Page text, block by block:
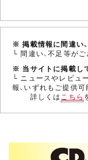
※ 掲載情報に間違い
└ 間違い、不足等がご
※ 当サイトに掲載し
└ ニュースやレビュ
報、いずれもご提供可
詳しくはこちら